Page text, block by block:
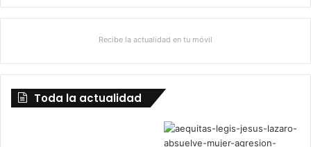
Recibe la actualidad en tu móvil
Toda la actualidad